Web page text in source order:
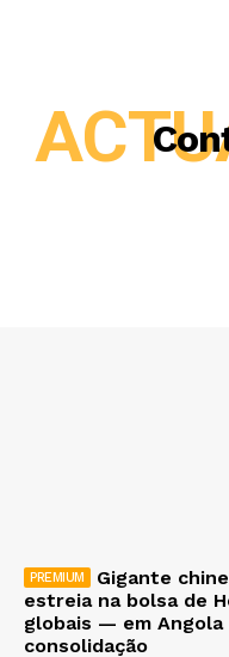
Gigante
estreia na bolsa de
globais — em Angola
consolidação